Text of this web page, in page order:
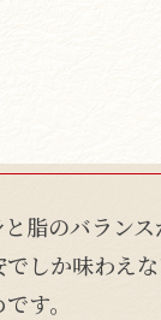
と脂のバラン
しか味わえ
す。